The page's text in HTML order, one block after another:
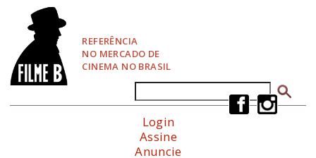
REFERÊNCIA
NO MERCADO DE
CINEMA NO BRASIL
Formulário de busca
Login
Assine
Anuncie